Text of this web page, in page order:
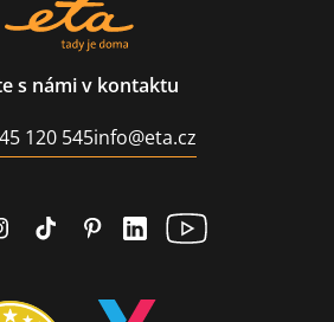
s námi v kontaktu
120 545info@eta.cz